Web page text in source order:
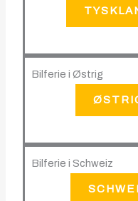
Bilferie i Østrig
Bilferie i Schweiz